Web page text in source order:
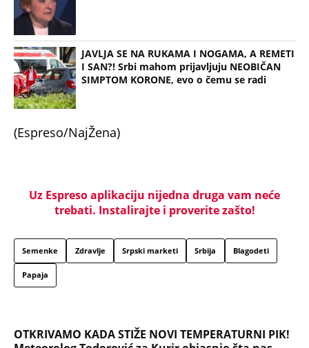
JAVLJA SE NA RUKAMA I NOGAMA, A REMETI
I SAN?! Srbi mahom prijavljuju NEOBIČAN
SIMPTOM KORONE, evo o čemu se radi
(Espreso/NajŽena)
Uz Espreso aplikaciju nijedna druga vam neće
trebati. Instalirajte i proverite zašto!
Semenke Zdravlje Srpski marketi Srbija Blagodeti
Papaja
OTKRIVAMO KADA STIŽE NOVI TEMPERATURNI PIK!